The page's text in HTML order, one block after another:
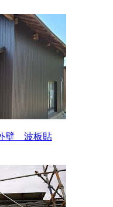
壁 波板貼